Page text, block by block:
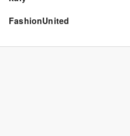
FashionUnited